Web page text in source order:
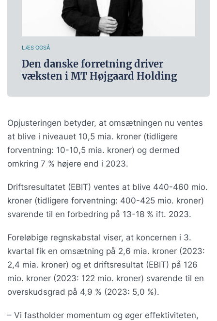
LÆS OGSÅ
Den danske forretning driver
væksten i MT Højgaard Holding
Opjusteringen betyder, at omsætningen nu ventes
at blive i niveauet 10,5 mia. kroner (tidligere
forventning: 10-10,5 mia. kroner) og dermed
omkring 7 % højere end i 2023.
Driftsresultatet (EBIT) ventes at blive 440-460 mio.
kroner (tidligere forventning: 400-425 mio. kroner)
svarende til en forbedring på 13-18 % ift. 2023.
Foreløbige regnskabstal viser, at koncernen i 3.
kvartal fik en omsætning på 2,6 mia. kroner (2023:
2,4 mia. kroner) og et driftsresultat (EBIT) på 126
mio. kroner (2023: 122 mio. kroner) svarende til en
overskudsgrad på 4,9 % (2023: 5,0 %).
– Vi fastholder momentum og øger effektiviteten,